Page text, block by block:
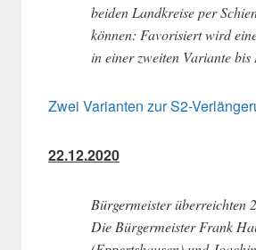
beiden Landkreise per
können: Favorisiert wird
in einer zweiten Variante bis
Zwei Varianten zur S2-
22.12.2020
Bürgermeister überreichten
Die Bürgermeister Frank